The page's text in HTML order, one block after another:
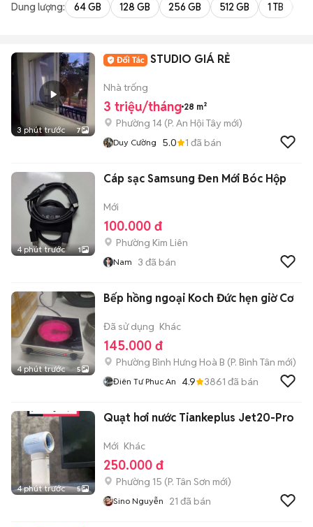
Dung lượng: 64 GB 128 GB 256 GB 512 GB 1 TB
3 phút trước 7
STUDIO GIÁ RẺ
Nhà trống
3 triệu/tháng 28 m²
Phường 14 (P. An Hội Tây mới)
Duy Cường 5.0 1 đã bán
4 phút trước 1
Cáp sạc Samsung Đen Mới Bóc Hộp
Mới
100.000 đ
Phường Kim Liên
Nam 3 đã bán
4 phút trước 5
Bếp hồng ngoại Koch Đức hẹn giờ Cơ
Đã sử dụng Khác
145.000 đ
Phường Bình Hưng Hoà B (P. Bình Tân mới)
Điên Tư Phuc An 4.9 3861 đã bán
4 phút trước 5
Quạt hơi nước Tiankeplus Jet20-Pro
Mới Khác
250.000 đ
Phường 15 (P. Tân Sơn mới)
Sino Nguyễn 21 đã bán